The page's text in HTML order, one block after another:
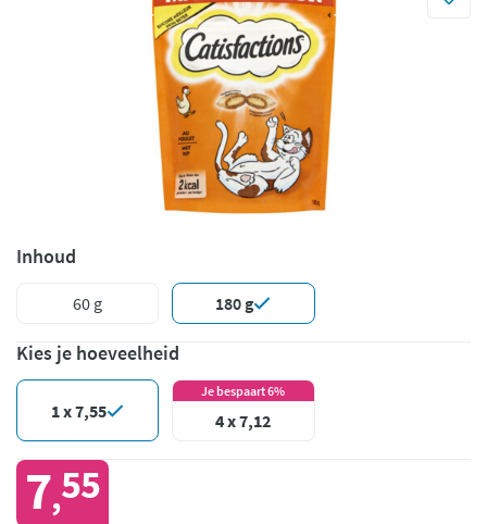
Inhoud
60 g 180 g
Kies je hoeveelheid
1 x 7,55
Je bespaart 6%
4 x 7,12
7,55